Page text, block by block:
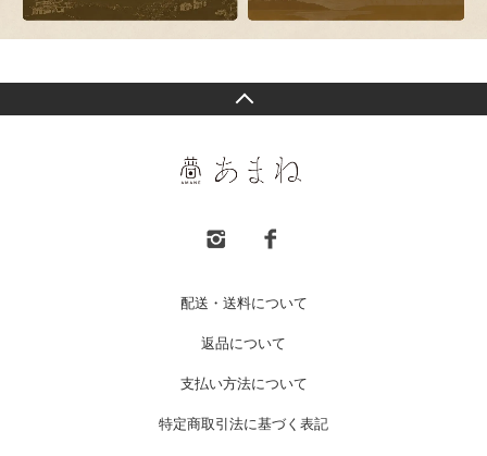
配送・送料について
返品について
支払い方法について
特定商取引法に基づく表記